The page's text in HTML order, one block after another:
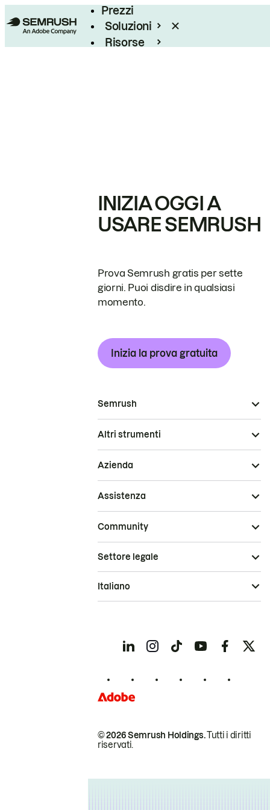
Prezzi
Soluzioni
Risorse
INIZIA OGGI A
USARE SEMRUSH
Prova Semrush gratis per sette
giorni. Puoi disdire in qualsiasi
momento.
Inizia la prova gratuita
Semrush
Altri strumenti
Azienda
Assistenza
Community
© 2026 Semrush Holdings.Tutti i diritti
riservati.
Settore legale
Italiano